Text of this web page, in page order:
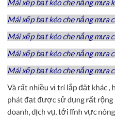
Mái xếp bạt kéo che nắng mưa
Mái xếp bạt kéo che nắng mưa
Mái xếp bạt kéo che nắng mưa
Mái xếp bạt kéo che nắng mưa
Mái xếp bạt kéo che nắng mưa
Và rất nhiều vị trí lắp đặt khác ,
phát đạt được sử dụng rất rộng
doanh, dịch vụ, tới lĩnh vực